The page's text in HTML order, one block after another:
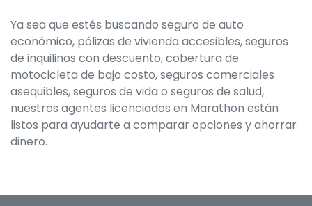
Ya sea que estés buscando seguro de auto
económico, pólizas de vivienda accesibles, seguros
de inquilinos con descuento, cobertura de
motocicleta de bajo costo, seguros comerciales
asequibles, seguros de vida o seguros de salud,
nuestros agentes licenciados en Marathon están
listos para ayudarte a comparar opciones y ahorrar
dinero.